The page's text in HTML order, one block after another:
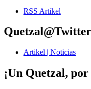
RSS Artikel
Quetzal@Twitter
Artikel | Noticias
¡Un Quetzal,